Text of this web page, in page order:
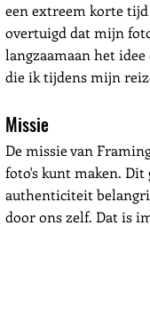
een extreem korte
overtuigd dat mijn
langzaamaan het
die ik tijdens mijn
Missie
De missie van
foto's kunt maken. Dit
authenticiteit
door ons zelf. Dat is